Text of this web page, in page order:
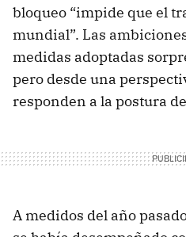
bloqueo “impide que el
mundial”. Las
medidas adoptadas
pero desde una
responden a la postura
A medidos del año